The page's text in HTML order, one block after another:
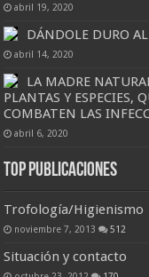
abril 19, 2020
DÁNDOLE DURO
abril 14, 2020
LA MADRE
PLANTAS Y ESPECIES,
COMBATEN LAS
abril 6, 2020
Top Publicaciones
Trofología/Higienismo
noviembre 7, 2013 512
Situación y contacto